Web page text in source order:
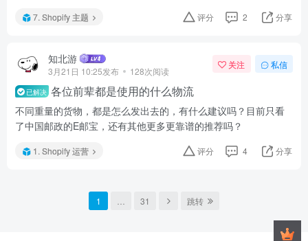
7. Shopify 主题 评分 2 分享
知北游
3月21日 10:25发布 128次阅读
关注 私信
已解决 各位前辈都是使用的什么物流
不同重量的货物，都是怎么发出去的，有什么建议吗？目前只看
了中国邮政的E邮宝，还有其他更多更靠谱的推荐吗？
1. Shopify 运营 评分 4 分享
1 31 跳转